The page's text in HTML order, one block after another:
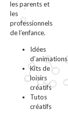
les parents et
les
professionnels
de l’enfance.
Idées
d’animations
Kits de
loisirs
créatifs
Tutos
créatifs